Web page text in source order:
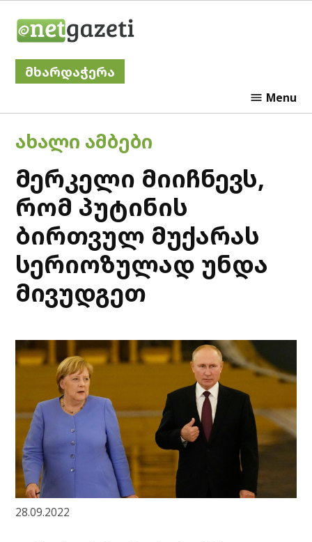
მხარდაჭერა
Menu
POSTED
IN
ᲐᲮᲐᲚᲘ ᲐᲛᲑᲔᲑᲘ
მერკელი მიიჩნევს,
რომ პუტინის
ბირთვულ მუქარას
სერიოზულად უნდა
მივუდგეთ
28.09.2022